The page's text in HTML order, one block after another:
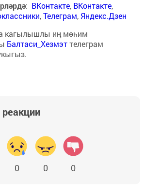
: ВКонтакте, ВКонтакте,
,Телеграм, Яндекс.Дзен
кагылышлы иң мөһим
Балтаси_Хезмэттелеграм
реакции
0 0 0